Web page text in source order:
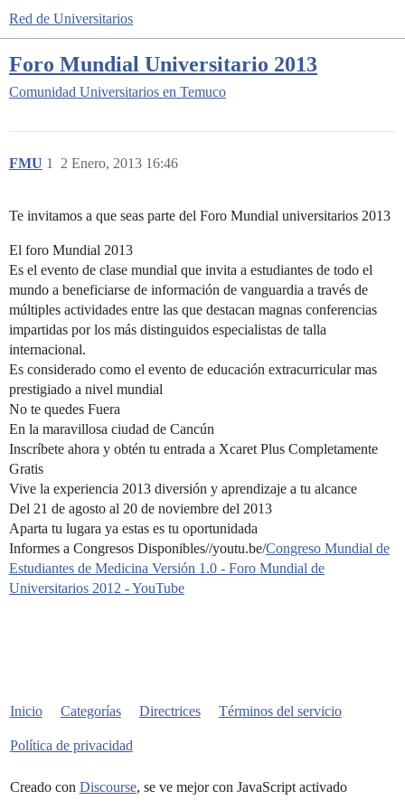
Red de Universitarios
Foro Mundial Universitario 2013
Comunidad Universitarios en Temuco
FMU 2 Enero, 2013 16:46
1
Te invitamos a que seas parte del Foro Mundial universitarios 2013
El foro Mundial 2013
Es el evento de clase mundial que invita a estudiantes de todo el
mundo a beneficiarse de información de vanguardia a través de
múltiples actividades entre las que destacan magnas conferencias
impartidas por los más distinguidos especialistas de talla
internacional.
Es considerado como el evento de educación extracurricular mas
prestigiado a nivel mundial
No te quedes Fuera
En la maravillosa ciudad de Cancún
Inscríbete ahora y obtén tu entrada a Xcaret Plus Completamente
Gratis
Vive la experiencia 2013 diversión y aprendizaje a tu alcance
Del 21 de agosto al 20 de noviembre del 2013
Aparta tu lugara ya estas es tu oportunidada
Informes a Congresos Disponibles//youtu.be/Congreso Mundial de
Estudiantes de Medicina Versión 1.0 - Foro Mundial de
Universitarios 2012 - YouTube
Inicio Categorías Directrices Términos del servicio
Política de privacidad
Creado con Discourse, se ve mejor con JavaScript activado